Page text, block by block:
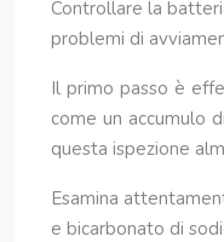
Controllare la
problemi di
Il primo passo è
come un accumulo
questa ispezione
Esamina
e bicarbonato di